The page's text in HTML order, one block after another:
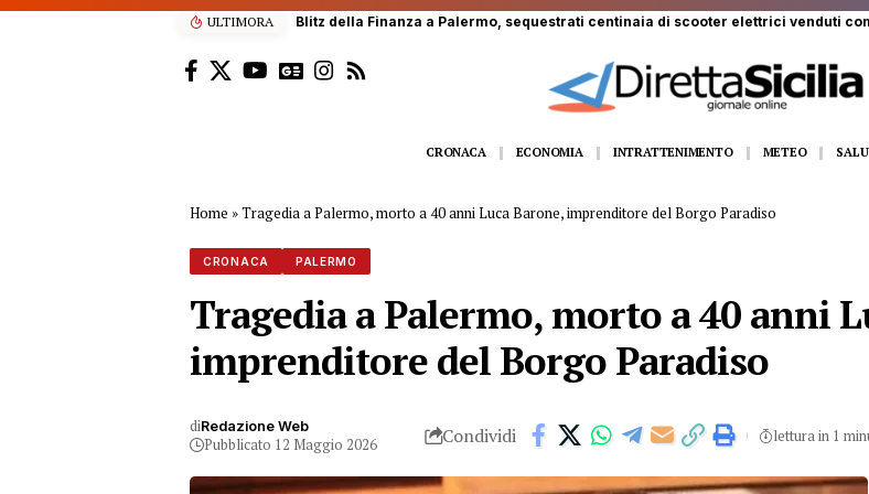
ULTIMORA Scalatore francese di 22 anni ferito a Monte Pellegrino: trasportato a Villa Sofia
CRONACA ECONOMIA INTRATTENIMENTO METEO
Home »Tragedia a Palermo, morto a 40 anni Luca Barone, imprenditore del Borgo Paradiso
CRONACA PALERMO
Tragedia a Palermo, morto a 40 anni
imprenditore del Borgo Paradiso
diRedazione Web
Pubblicato 12 Maggio 2026 Condividi lettura in 1